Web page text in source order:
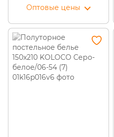
Оптовые цены